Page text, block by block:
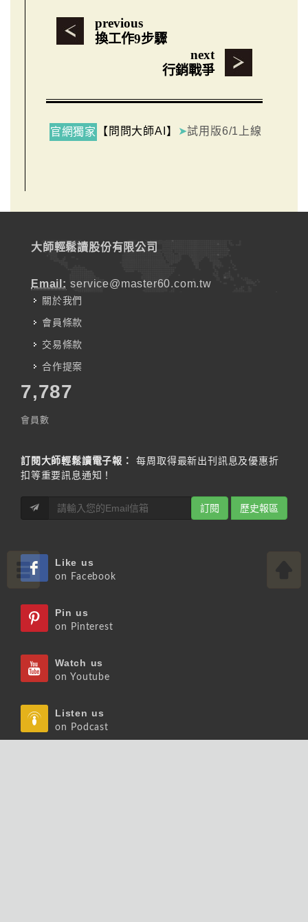
previous
換工作9步驟
next
行銷戰爭
官網獨家 【問問大師AI】 ➤試用版6/1上線
大師輕鬆讀股份有限公司
Email: service@master60.com.tw
關於我們
會員條款
交易條款
合作提案
7,787
會員數
訂閱大師輕鬆讀電子報：
每周取得最新出刊訊息及優惠折
扣等重要訊息通知！
訂閱 歷史報區
Like us
on Facebook
Pin us
on Pinterest
Watch us
on Youtube
Listen us
on Podcast